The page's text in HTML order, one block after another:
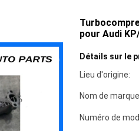
pour Audi
Détails sur le
Lieu d'origine:
Nom de
Numéro de